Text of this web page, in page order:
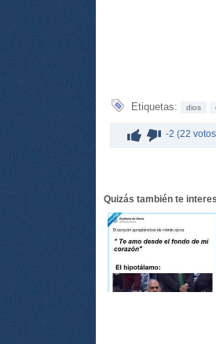
Etiquetas: dios
-2 (22
Quizás también te